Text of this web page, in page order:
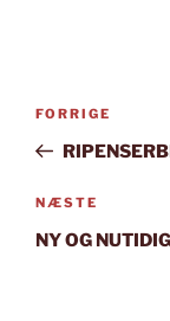
Forrige
indlæg
FORRIGE
Næste
indlæg
NÆSTE
NY OG